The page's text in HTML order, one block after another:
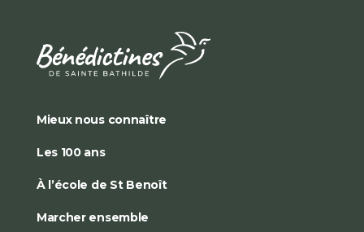
Mieux nous connaître
Les 100 ans
À l’école de St Benoît
Marcher ensemble